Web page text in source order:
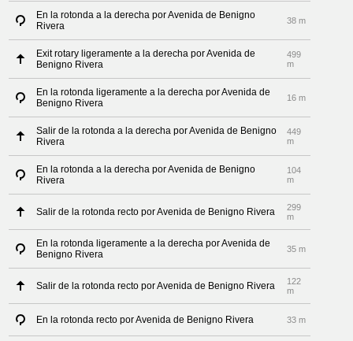
En la rotonda a la derecha por Avenida de Benigno
Rivera
38 m
Exit rotary ligeramente a la derecha por Avenida de
Benigno Rivera
499
m
En la rotonda ligeramente a la derecha por Avenida de
Benigno Rivera
16 m
Salir de la rotonda a la derecha por Avenida de Benigno
Rivera
449
m
En la rotonda a la derecha por Avenida de Benigno
Rivera
104
m
Salir de la rotonda recto por Avenida de Benigno Rivera
299
m
En la rotonda ligeramente a la derecha por Avenida de
Benigno Rivera
35 m
Salir de la rotonda recto por Avenida de Benigno Rivera
122
m
En la rotonda recto por Avenida de Benigno Rivera 33 m